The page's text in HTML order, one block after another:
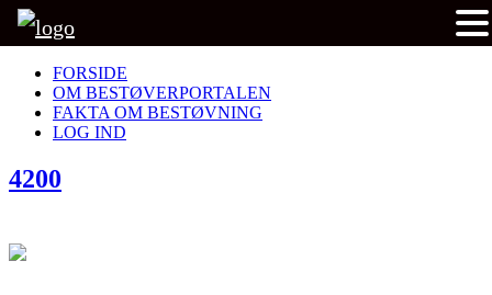
FORSIDE
OM BESTØVERPORTALEN
FAKTA OM BESTØVNING
LOG IND
4200